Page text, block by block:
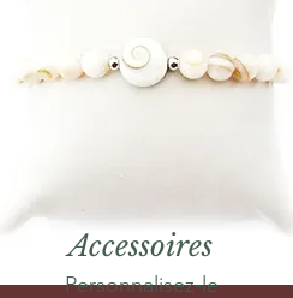
Accessoires
Personnalisez-le